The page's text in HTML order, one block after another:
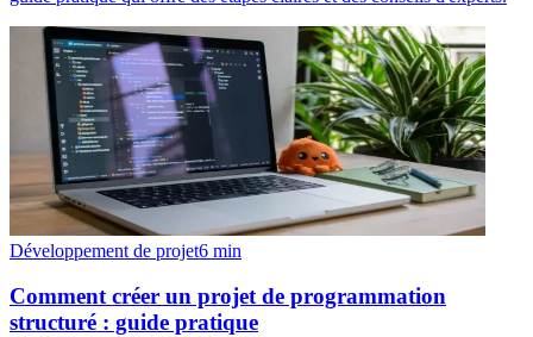
Développement de projet6 min
Comment créer un projet de programmation
structuré : guide pratique